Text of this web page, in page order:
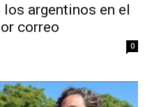
argentinos en el
correo
0